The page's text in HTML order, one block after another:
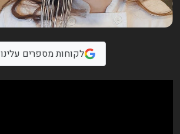
לקוחות מספרים עלינו